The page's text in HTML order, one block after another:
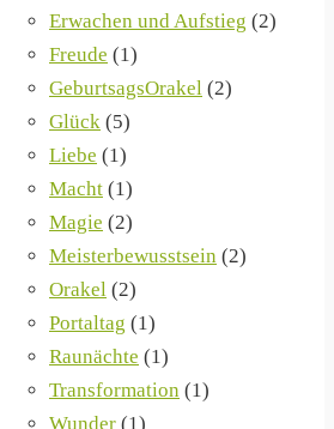
Erwachen und Aufstieg (2)
Freude (1)
GeburtsagsOrakel (2)
Glück (5)
Liebe (1)
Macht (1)
Magie (2)
Meisterbewusstsein (2)
Orakel (2)
Portaltag (1)
Raunächte (1)
Transformation (1)
Wunder (1)